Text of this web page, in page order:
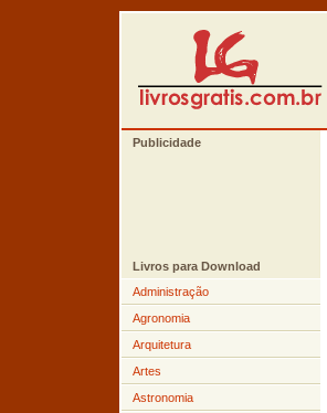
Publicidade
Livros para Download
Administração
Agronomia
Arquitetura
Artes
Astronomia